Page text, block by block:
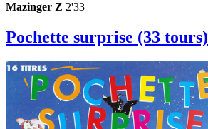
Mazinger Z 2'33
Pochette surprise (33 tours)